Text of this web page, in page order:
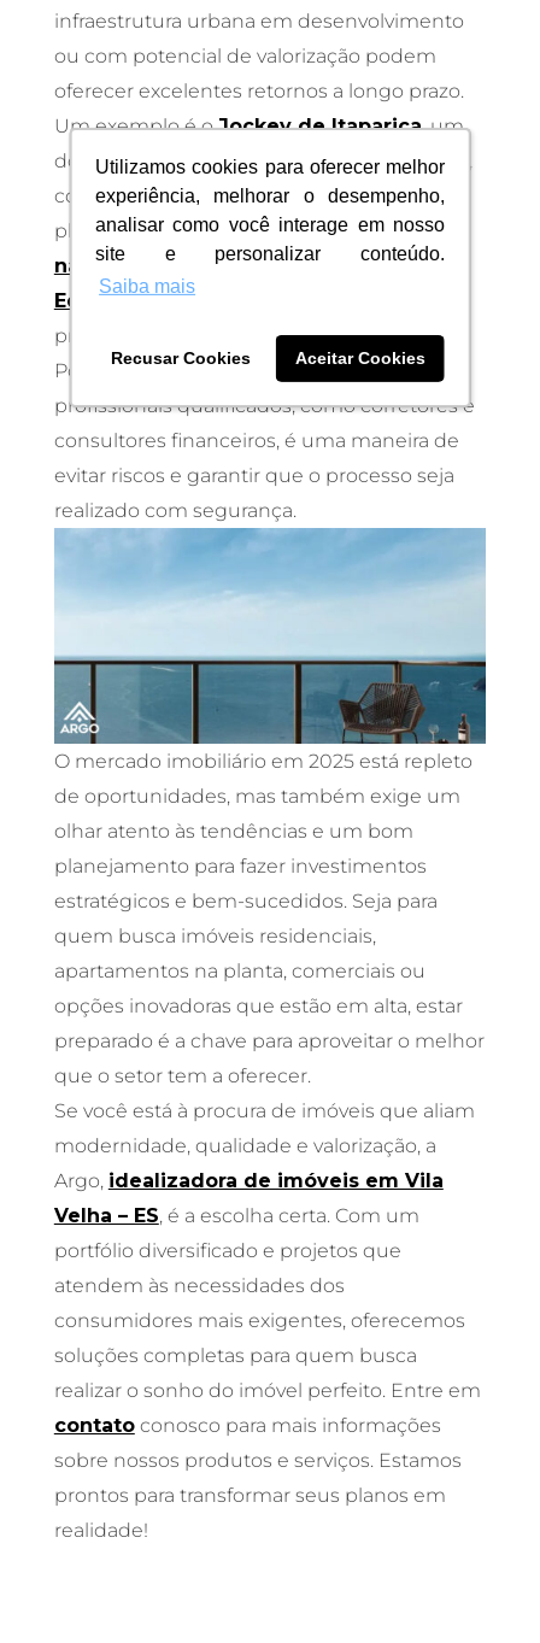
Utilizamos cookies para oferecer melhor
experiência, melhorar o desempenho,
analisar como você interage em nosso
site e personalizar conteúdo.
Saiba mais
Recusar Cookies Aceitar Cookies
Utilizamos cookies para oferecer melhor
experiência, melhorar o desempenho,
analisar como você interage em nosso
site e personalizar conteúdo.
Saiba mais
Recusar Cookies Aceitar Cookies
infraestrutura urbana em desenvolvimento
ou com potencial de valorização podem
oferecer excelentes retornos a longo prazo.
Um exemplo é oJockey de Itaparica, um
dos bairros que mais crescem em vila velha,
com toda sua infraestrutura muito bem
planejada. Lá, é possível encontrarimóveis
na planta
, como oKalea Residencee o
Edifício Píer Boulevard
prontos para morar.
Por fim, contar com a assessoria de
profissionais qualificados, como corretores e
consultores financeiros, é uma maneira de
evitar riscos e garantir que o processo seja
realizado com segurança.
O mercado imobiliário em 2025 está repleto
de oportunidades, mas também exige um
olhar atento às tendências e um bom
planejamento para fazer investimentos
estratégicos e bem-sucedidos. Seja para
quem busca imóveis residenciais,
apartamentos na planta, comerciais ou
opções inovadoras que estão em alta, estar
preparado é a chave para aproveitar o melhor
que o setor tem a oferecer.
Se você está à procura de imóveis que aliam
modernidade, qualidade e valorização, a
Argo, idealizadora de imóveis em Vila
Velha – ES, é a escolha certa. Com um
portfólio diversificado e projetos que
atendem às necessidades dos
consumidores mais exigentes, oferecemos
soluções completas para quem busca
realizar o sonho do imóvel perfeito. Entre em
contatoconosco para mais informações
sobre nossos produtos e serviços. Estamos
prontos para transformar seus planos em
realidade!